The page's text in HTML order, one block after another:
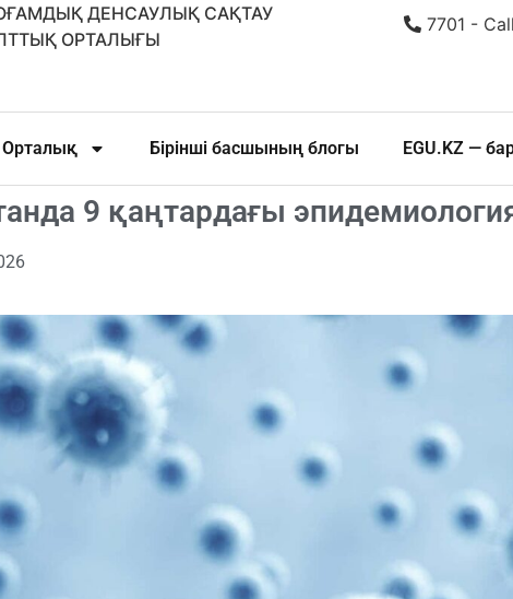
ДЕНСАУЛЫҚ САҚТАУ
ОРТАЛЫҒЫ
7701 -
Орталық Бірінші басшының блогы EGU.KZ —
9 қаңтардағы